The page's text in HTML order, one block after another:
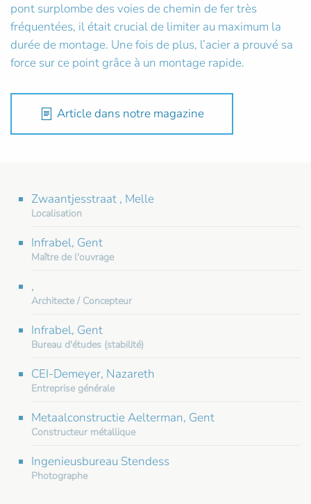
pont surplombe des voies de chemin de fer très
fréquentées, il était crucial de limiter au maximum la
durée de montage. Une fois de plus, l’acier a prouvé sa
force sur ce point grâce à un montage rapide.
Article dans notre magazine
Zwaantjesstraat , Melle
Localisation
Infrabel, Gent
Maître de l'ouvrage
,
Architecte / Concepteur
Infrabel, Gent
Bureau d'études (stabilité)
CEI-Demeyer, Nazareth
Entreprise générale
Metaalconstructie Aelterman, Gent
Constructeur métallique
Ingenieusbureau Stendess
Photographe